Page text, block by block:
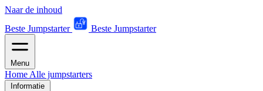
Naar de inhoud
Beste Jumpstarter
Beste Jumpstarter
Menu
Home Alle jumpstarters
Informatie